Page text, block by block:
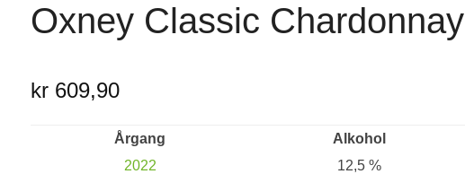
Oxney Classic Chardonnay
kr 609,90
Årgang
2022
Alkohol
12,5 %